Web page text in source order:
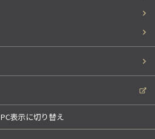
PC表示に切り替え